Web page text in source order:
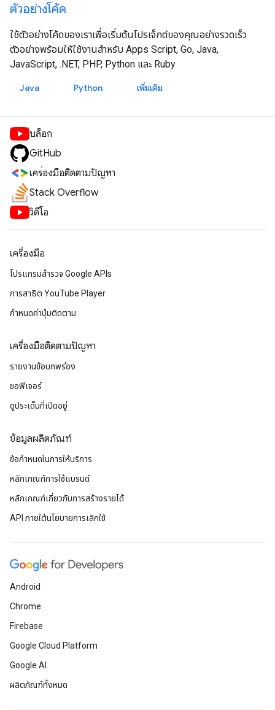
ตัวอย่างโค้ด
ใช้ตัวอย่างโค้ดของเราเพื่อเริ่มต้นโปรเจ็กต์ของคุณอย่างรวดเร็ว
ตัวอย่างพร้อมให้ใช้งานสำหรับ Apps Script, Go, Java,
JavaScript, .NET, PHP, Python และ Ruby
Java Python เพิ่มเติม
บล็อก
GitHub
เครื่องมือติดตามปัญหา
Stack Overflow
วิดีโอ
เครื่องมือ
โปรแกรมสำรวจ Google APIs
การสาธิต YouTube Player
กำหนดค่าปุ่มติดตาม
เครื่องมือติดตามปัญหา
รายงานข้อบกพร่อง
ขอฟีเจอร์
ดูประเด็นที่เปิดอยู่
ข้อมูลผลิตภัณฑ์
ข้อกำหนดในการให้บริการ
หลักเกณฑ์การใช้แบรนด์
หลักเกณฑ์เกี่ยวกับการสร้างรายได้
API ภายใต้นโยบายการเลิกใช้
Android
Chrome
Firebase
Google Cloud Platform
Google AI
ผลิตภัณฑ์ทั้งหมด